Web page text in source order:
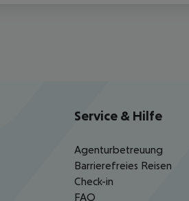
Service & Hilfe
Agenturbetreuung
Barrierefreies Reisen
Check-in
FAQ